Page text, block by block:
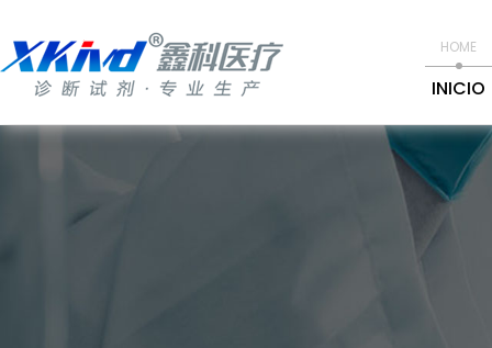
HOME
INICIO